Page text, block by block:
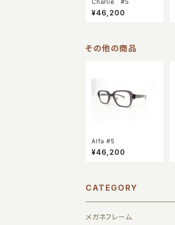
Charlie #5
¥46,200
その他の商品
Alfa #5
¥46,200
CATEGORY
メガネフレーム